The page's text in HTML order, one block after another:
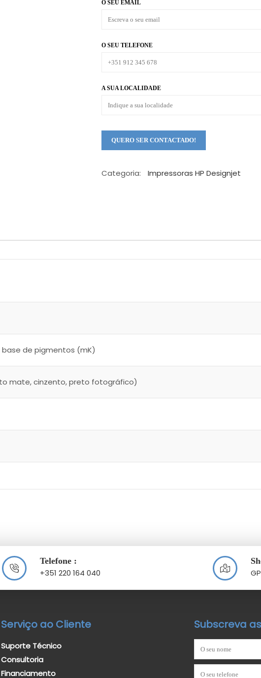
O SEU EMAIL
O SEU TELEFONE
A SUA LOCALIDADE
Categoria: Impressoras HP Designjet
base de pigmentos (mK)
mate, cinzento, preto fotográfico)
Telefone :
+351 220 164 040
Serviço ao Cliente
Suporte Técnico
Consultoria
Financiamento
Subscreva